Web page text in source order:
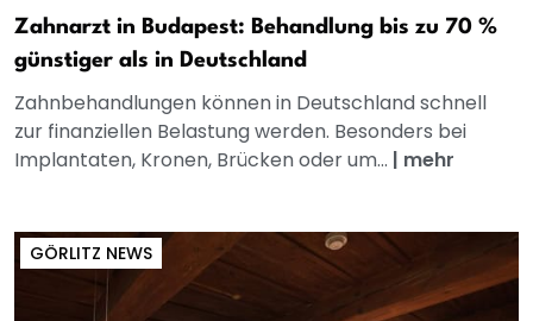
Zahnarzt in Budapest: Behandlung bis zu 70 %
günstiger als in Deutschland
Zahnbehandlungen können in Deutschland schnell
zur finanziellen Belastung werden. Besonders bei
Implantaten, Kronen, Brücken oder um... | mehr
GÖRLITZ NEWS